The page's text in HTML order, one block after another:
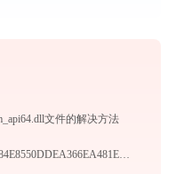
文件的解决方法
97F41EB0C2BC3184E8550DDEA366EA481EAF4A58.dll下载